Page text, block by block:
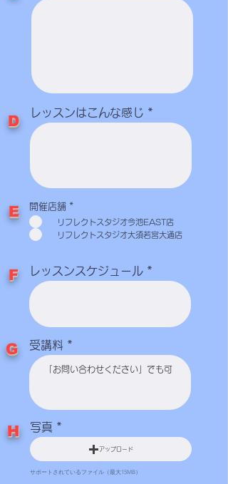
​D レッスンはこんな感じ
​E 開催店舗 *
項
目
リフレクトスタジオ今池EAST店
リフレクトスタジオ大須若宮大通店
​F レッスンスケジュール
​G 受講料
H 写真
アップロード
サポートされているファイル（最大15MB）